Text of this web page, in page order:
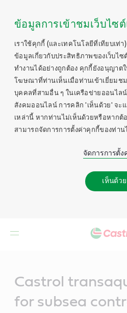
ข้อมูลการเข้าชมเว็บไซ
เราใช้คุกกี้ (และเทคโนโลยีที่เทียบเท่า
ข้อมูลเกี่ยวกับประสิทธิภาพของเว็บไซ
ทำงานได้อย่างถูกต้อง คุกกี้ยังอนุญาต
โฆษณาที่ท่านเห็นเมื่อท่านเข้าเยี่ยมชม
บุคคลที่สามอื่น ๆ ในเครือข่ายออนไลน์
สังคมออนไลน์ การคลิก 'เห็นด้วย' จะ
เหล่านี้ หากท่านไม่เห็นด้วยหรือหากต้
สามารถจัดการการตั้งค่าคุกกี้ของท่า
จัดการการตั้ง
เห็นด้วย
Castrol
for subsea